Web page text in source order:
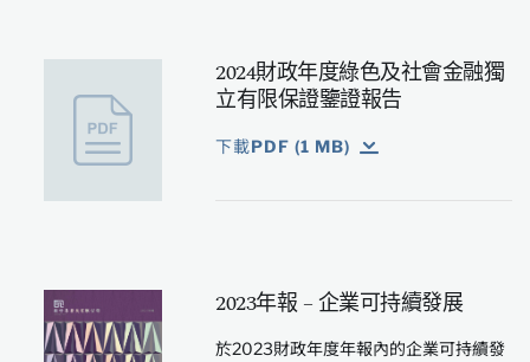
2024財政年度綠色及社會金融獨
立有限保證鑒證報告
下載PDF (1 MB)
2023年報 – 企業可持續發展
於2023財政年度年報內的企業可持續發